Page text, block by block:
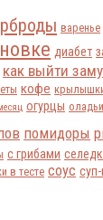
варенье
диабет
как выйти
кофе
огурцы оладьи
помидоры
с грибами
в тесте соус